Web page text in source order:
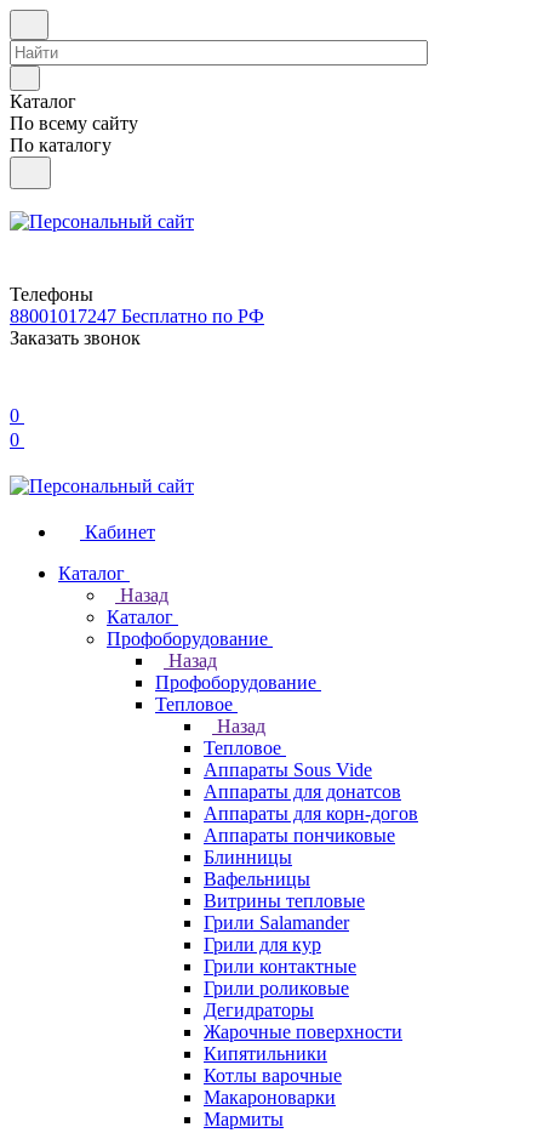
Каталог
По всему сайту
По каталогу
Телефоны
88001017247 Бесплатно по РФ
Заказать звонок
0
0
Кабинет
Каталог
Назад
Каталог
Профоборудование
Назад
Профоборудование
Тепловое
Назад
Тепловое
Аппараты Sous Vide
Аппараты для донатсов
Аппараты для корн-догов
Аппараты пончиковые
Блинницы
Вафельницы
Витрины тепловые
Грили Salamander
Грили для кур
Грили контактные
Грили роликовые
Дегидраторы
Жарочные поверхности
Кипятильники
Котлы варочные
Макароноварки
Мармиты